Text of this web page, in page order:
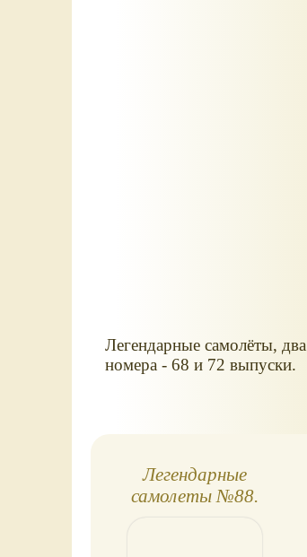
Легендарные самолёты, два
номера - 68 и 72 выпуски.
Легендарные
самолеты №88.